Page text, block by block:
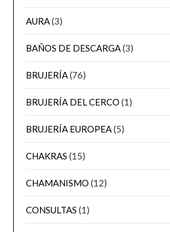
AURA(3)
BAÑOS DE DESCARGA(3)
BRUJERÍA(76)
BRUJERÍA DEL CERCO (1)
BRUJERÍA EUROPEA(5)
CHAKRAS (15)
CHAMANISMO (12)
CONSULTAS (1)